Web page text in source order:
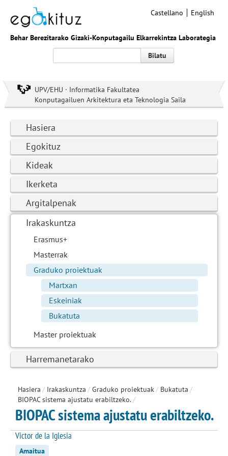
Behar Berezitarako Gizaki-Konputagailu Elkarrekintza Laborategia
Castellano English
Bilatu
UPV/EHU · Informatika Fakultatea
Konputagailuen Arkitektura eta Teknologia Saila
Hasiera
Egokituz
Kideak
Ikerketa
Argitalpenak
Irakaskuntza
Erasmus+
Masterrak
Graduko proiektuak
Martxan
Eskeiniak
Bukatuta
Master proiektuak
Harremanetarako
Hasiera / Irakaskuntza / Graduko proiektuak/ Bukatuta /
BIOPAC sistema ajustatu erabiltzeko./
BIOPAC sistema ajustatu erabiltzeko.
Victor de la Iglesia
Amaitua